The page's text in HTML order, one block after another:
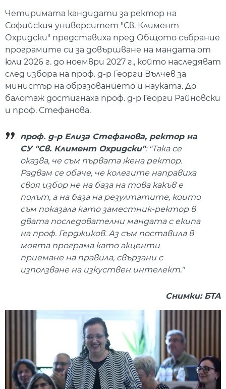
Четиримата кандидати за ректор на
Софийския университет "Св. Климент
Охридски" представиха пред Общото събрание
програмите си за довършване на мандата от
юли 2026 г. до ноември 2027 г., който наследяват
след избора на проф. д-р Георги Вълчев за
министър на образованието и науката. До
балотаж достигнаха проф. д-р Георги Райновски
и проф. Стефанова.
проф. д-р Елиза Стефанова, ректор на
СУ "Св. Климент Охридски": "Така се
оказва, че съм първата жена ректор.
Радвам се обаче, че колегите направиха
своя избор не на база на това какъв е
полът, а на база на резултатите, които
съм показала като заместник-ректор в
двата последователни мандата с екипа
на проф. Герджиков. Аз съм поставила в
моята програма като акценти
приемане на правила, свързани с
използване на изкуствен интелект."
Снимки: БТА